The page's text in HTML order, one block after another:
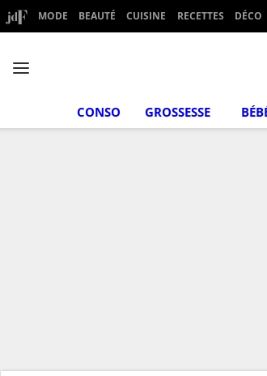
MODE BEAUTÉ CUISINE RECETTES DÉCO
CONSO GROSSESSE